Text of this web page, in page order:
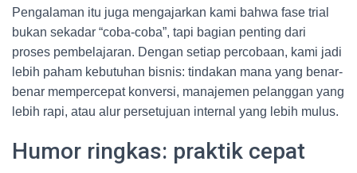
Pengalaman itu juga mengajarkan kami bahwa fase trial
bukan sekadar “coba-coba”, tapi bagian penting dari
proses pembelajaran. Dengan setiap percobaan, kami jadi
lebih paham kebutuhan bisnis: tindakan mana yang benar-
benar mempercepat konversi, manajemen pelanggan yang
lebih rapi, atau alur persetujuan internal yang lebih mulus.
Humor ringkas: praktik cepat